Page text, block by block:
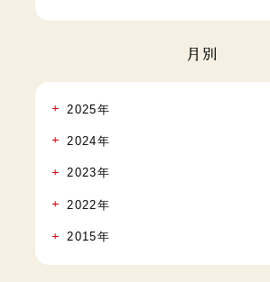
月別
2025年
2024年
2023年
2022年
2015年